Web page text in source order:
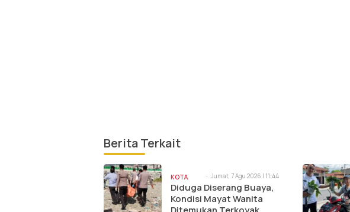
Berita Terkait
KOTA
PALU
Jumat, 7 Agu 2026 | 11:44
am
Diduga Diserang Buaya,
Kondisi Mayat Wanita